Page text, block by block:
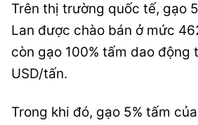
Trên thị trường quốc tế, gạo
Lan được chào bán ở mức
còn gạo 100% tấm dao động
USD/tấn.
Trong khi đó, gạo 5% tấm